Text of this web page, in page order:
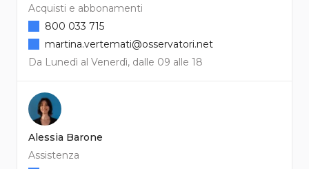
Acquisti e abbonamenti
Da Lunedì al Venerdì, dalle 09 alle 18
800 033 715
martina.vertemati@osservatori.net
Alessia Barone
Assistenza